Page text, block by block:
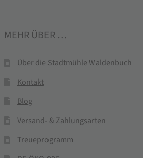
MEHR ÜBER …
Über die Stadtmühle Waldenbuch
Kontakt
Blog
Versand- & Zahlungsarten
Treueprogramm